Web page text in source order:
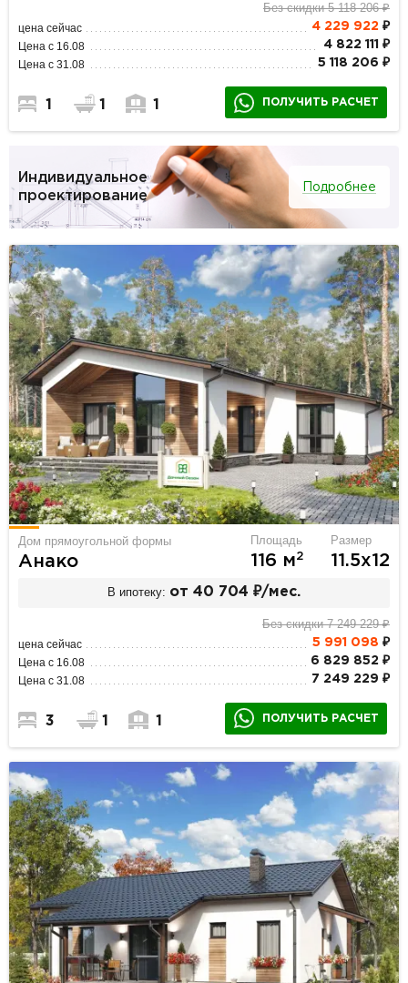
Без скидки 5 118 206 ₽
цена сейчас 4 229 922 ₽
Цена с 16.08 4 822 111 ₽
Цена с 31.08 5 118 206 ₽
1 1 1 ПОЛУЧИТЬ РАСЧЕТ
Индивидуальное
проектирование
Подробнее
Дом прямоугольной формы
Анако
Площадь
116 м2
Размер
11.5х12
В ипотеку: от 40 704 ₽/мес.
Без скидки 7 249 229 ₽
цена сейчас 5 991 098 ₽
Цена с 16.08 6 829 852 ₽
Цена с 31.08 7 249 229 ₽
3 1 1 ПОЛУЧИТЬ РАСЧЕТ